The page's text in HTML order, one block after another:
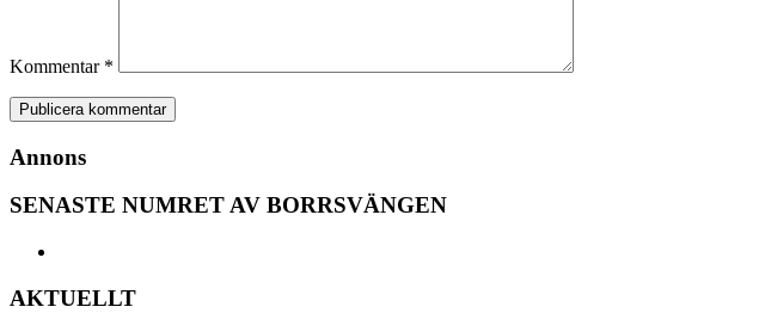
Kommentar *
Annons
SENASTE NUMRET AV BORRSVÄNGEN
AKTUELLT